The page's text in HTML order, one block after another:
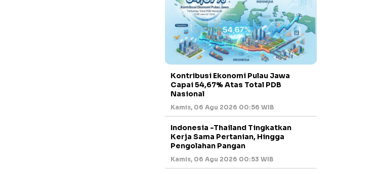
Kontribusi Ekonomi Pulau Jawa
Capai 54,67% Atas Total PDB
Nasional
Kamis, 06 Agu 2026 00:56 WIB
Indonesia -Thailand Tingkatkan
Kerja Sama Pertanian, Hingga
Pengolahan Pangan
Kamis, 06 Agu 2026 00:53 WIB